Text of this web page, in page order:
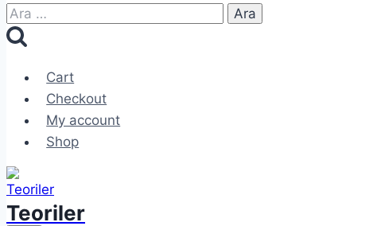
Arama:
Cart
Checkout
My account
Shop
Teoriler